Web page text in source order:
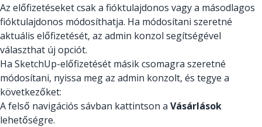
Az előfizetéseket csak a fióktulajdonos vagy a másodlagos
fióktulajdonos módosíthatja. Ha módosítani szeretné
aktuális előfizetését, az admin konzol segítségével
választhat új opciót.
Ha SketchUp-előfizetését másik csomagra szeretné
módosítani, nyissa meg az admin konzolt, és tegye a
következőket:
A felső navigációs sávban kattintson a Vásárlások
lehetőségre.